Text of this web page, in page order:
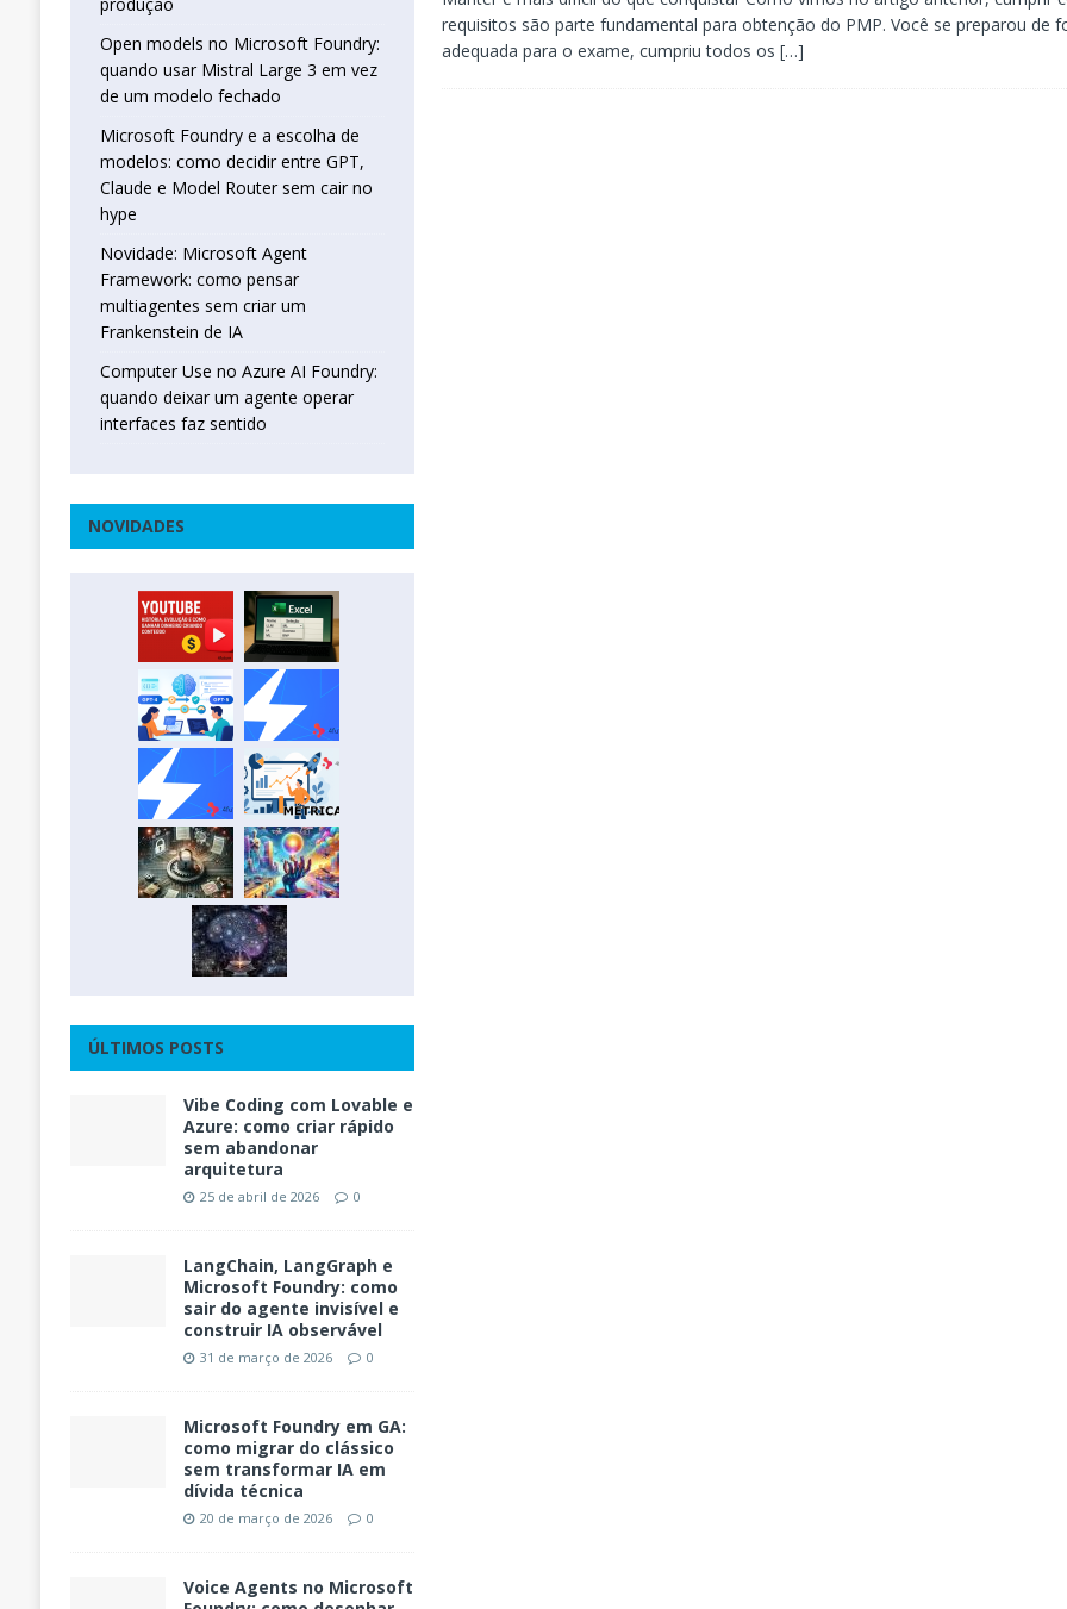
requisitos são parte fundamental para obtenção do PMP. Você se preparou de
adequada para o exame, cumpriu todos os[…]
Open models no Microsoft Foundry:
quando usar Mistral Large 3 em vez
de um modelo fechado
Microsoft Foundry e a escolha de
modelos: como decidir entre GPT,
Claude e Model Router sem cair no
hype
Novidade: Microsoft Agent
Framework: como pensar
multiagentes sem criar um
Frankenstein de IA
Computer Use no Azure AI Foundry:
quando deixar um agente operar
interfaces faz sentido
NOVIDADES
ÚLTIMOS POSTS
Vibe Coding com Lovable e
Azure: como criar rápido
sem abandonar
arquitetura
25 de abril de 2026 0
LangChain, LangGraph e
Microsoft Foundry: como
sair do agente invisível e
construir IA observável
31 de março de 2026 0
Microsoft Foundry em GA:
como migrar do clássico
sem transformar IA em
dívida técnica
20 de março de 2026 0
Voice Agents no Microsoft